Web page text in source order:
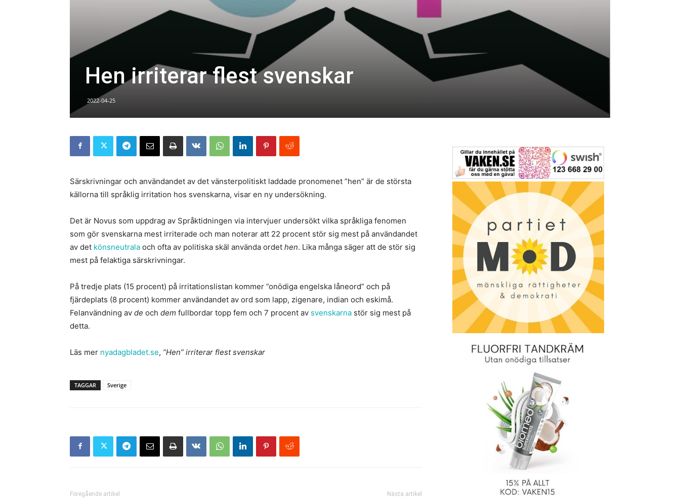
Hen irriterar flest svenskar
2022-04-25
Särskrivningar och användandet av det vänsterpolitiskt laddade pronomenet ”hen” är de största
källorna till språklig irritation hos svenskarna, visar en ny undersökning.
Det är Novus som uppdrag av Språktidningen via intervjuer undersökt vilka språkliga fenomen
som gör svenskarna mest irriterade och man noterar att 22 procent stör sig mest på användandet
av det könsneutrala och ofta av politiska skäl använda ordet hen. Lika många säger att de stör sig
mest på felaktiga särskrivningar.
På tredje plats (15 procent) på irritationslistan kommer ”onödiga engelska låneord” och på
fjärdeplats (8 procent) kommer användandet av ord som lapp, zigenare, indian och eskimå.
Felanvändning av de och dem fullbordar topp fem och 7 procent av svenskarna stör sig mest på
detta.
Läs mer nyadagbladet.se, ”Hen” irriterar flest svenskar
TAGGAR Sverige
Föregående artikel Nästa artikel